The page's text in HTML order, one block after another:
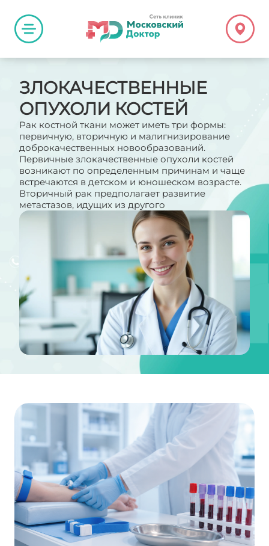
ЗЛОКАЧЕСТВЕННЫЕ
ОПУХОЛИ КОСТЕЙ
Рак костной ткани может иметь три формы:
первичную, вторичную и малигнизирование
доброкачественных новообразований.
Первичные злокачественные опухоли костей
возникают по определенным причинам и чаще
встречаются в детском и юношеском возрасте.
Вторичный рак предполагает развитие
метастазов, идущих из другого